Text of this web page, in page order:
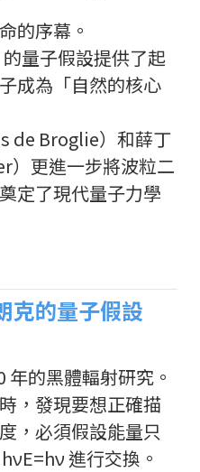
的序幕。
量子假設提供了起
成為「自然的核心
de Broglie）和薛丁
更進一步將波粒二
定了現代量子力學
克的量子假設
年的黑體輻射研究。
，發現要想正確描
，必須假設能量只
E=hν進行交換。